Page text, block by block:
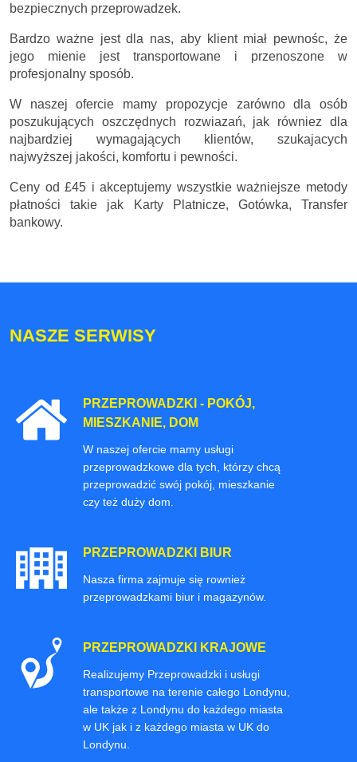
bezpiecznych przeprowadzek.
Bardzo ważne jest dla nas, aby klient miał pewnośc, że
jego mienie jest transportowane i przenoszone w
profesjonalny sposób.
W naszej ofercie mamy propozycje zarówno dla osób
poszukujących oszczędnych rozwiazań, jak równiez dla
najbardziej wymagających klientów, szukajacych
najwyższej jakości, komfortu i pewności.
Ceny od £45 i akceptujemy wszystkie ważniejsze metody
płatności takie jak Karty Platnicze, Gotówka, Transfer
bankowy.
NASZE SERWISY
PRZEPROWADZKI - POKÓJ,
MIESZKANIE, DOM
W naszej ofercie mamy usługi
przeprowadzkowe dla tych, którzy chcą
przeprowadzić swój pokój, mieszkanie
czy też duży dom.
PRZEPROWADZKI BIUR
Nasza firma zajmuje się rownież
przeprowadzkami biur i magazynów.
PRZEPROWADZKI KRAJOWE
Realizujemy Przeprowadzki i usługi
transportowe na terenie całego Londynu,
ale także z Londynu do każdego miasta
w UK jak i z każdego miasta w UK do
Londynu.